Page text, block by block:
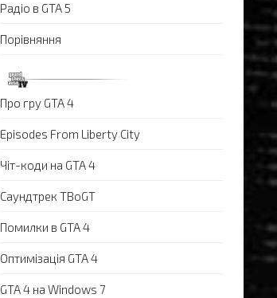
Радіо в GTA 5
Порівняння
Про гру GTA 4
Episodes From Liberty City
Чіт-коди на GTA 4
Саундтрек TBoGT
Помилки в GTA 4
Оптимізація GTA 4
GTA 4 на Windows 7